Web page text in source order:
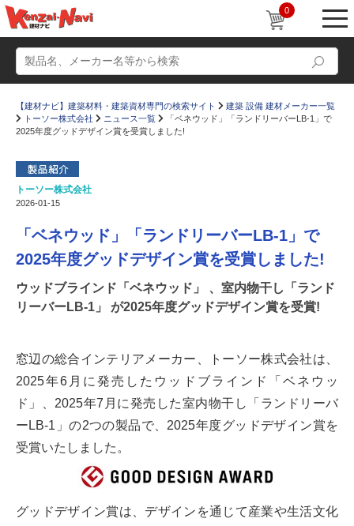
0
動画
かたなび コラム
すまいリング 設計士インタビュー
Q＆A 販売・施工代理店募集
お気に入り
【建材ナビ】建築材料・建築資材専門の検索サイト
建築 設備 建材メーカー一覧
トーソー株式会社
ニュース一覧
「ベネウッド」「ランドリーバーLB-1」で
2025年度グッドデザイン賞を受賞しました!
トーソー株式会社
2026-01-15
「ベネウッド」「ランドリーバーLB-1」で
2025年度グッドデザイン賞を受賞しました!
ウッドブラインド「ベネウッド」 、室内物干し「ランド
リーバーLB-1」 が2025年度グッドデザイン賞を受賞!
窓辺の総合インテリアメーカー、トーソー株式会社は、
2025年6月に発売したウッドブラインド「ベネウッ
ド」、2025年7月に発売した室内物干し「ランドリーバ
ーLB-1」の2つの製品で、2025年度グッドデザイン賞を
受賞いたしました。
グッドデザイン賞は、デザインを通じて産業や生活文化